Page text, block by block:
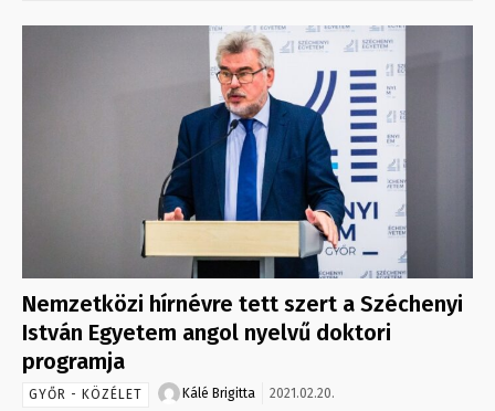
Nemzetközi hírnévre tett szert a Széchenyi
István Egyetem angol nyelvű doktori
programja
GYŐR - KÖZÉLET Kálé Brigitta 2021.02.20.